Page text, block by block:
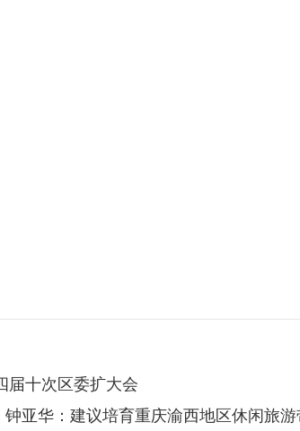
届十次区委扩大会
钟亚华：建议培育重庆渝西地区休闲旅游